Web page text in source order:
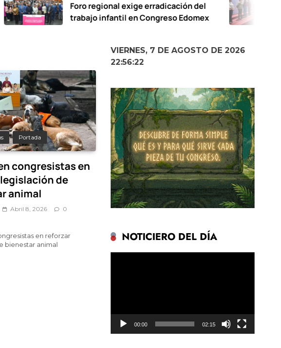
Foro regional exige erradicación del
trabajo infantil en Congreso Edomex
De calles
vialidades
Portada
congresistas en
de
animal
Abril 8, 2026
0
en reforzar
bienestar animal
VIERNES, 7 DE AGOSTO DE 2026
22:56:23
NOTICIERO DEL DÍA
00:00 02:15